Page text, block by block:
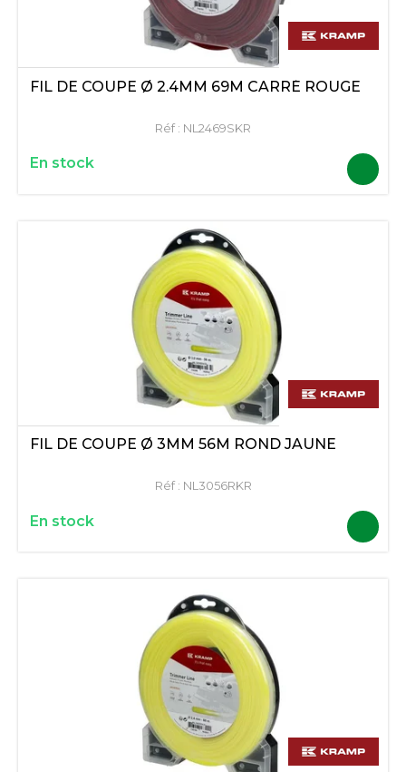
FIL DE COUPE Ø 2.4MM 69M CARRÉ ROUGE
Réf : NL2469SKR
En stock
FIL DE COUPE Ø 3MM 56M ROND JAUNE
Réf : NL3056RKR
En stock